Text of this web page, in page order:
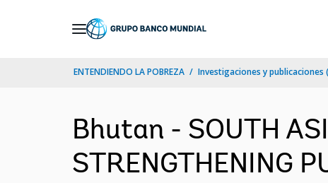
ENTENDIENDO LA POBREZA Investigaciones y publicaciones
Bhutan - SOUTH
STRENGTHENING